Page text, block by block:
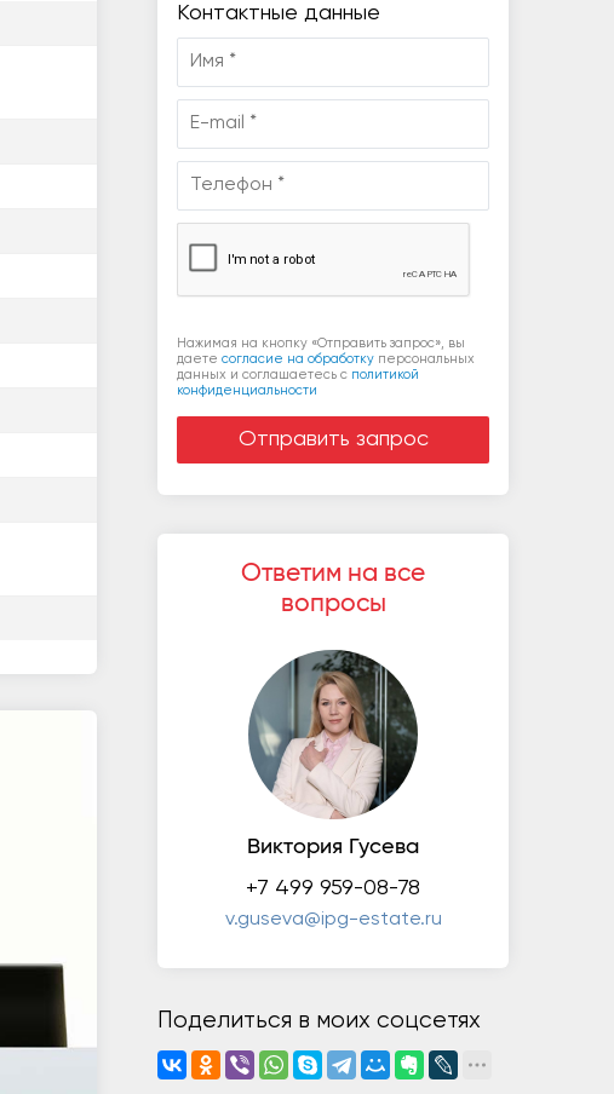
Контактные данные
Нажимая на кнопку «Отправить запрос», вы
даете согласие на обработку персональных
данных и соглашаетесь c политикой
конфиденциальности
Ответим на все
вопросы
Виктория Гусева
+7 499 959-08-78
v.guseva@ipg-estate.ru
Поделиться в моих соцсетях